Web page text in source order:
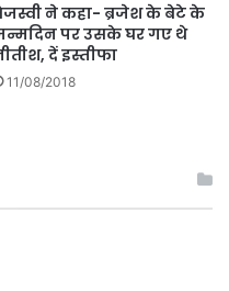
ने कहा- ब्रजेश के बेटे के
पर उसके घर गए थे
दें इस्तीफा
11/08/2018